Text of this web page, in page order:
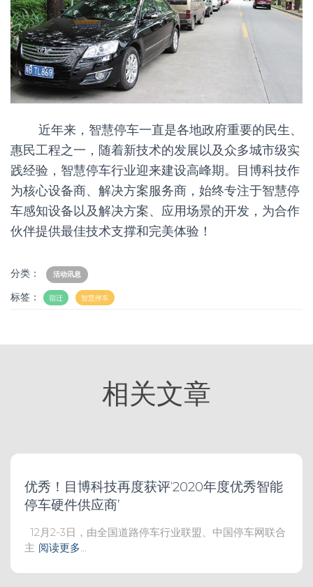
近年来，智慧停车一直是各地政府重要的民生、
惠民工程之一，随着新技术的发展以及众多城市级实
践经验，智慧停车行业迎来建设高峰期。目博科技作
为核心设备商、解决方案服务商，始终专注于智慧停
车感知设备以及解决方案、应用场景的开发，为合作
伙伴提供最佳技术支撑和完美体验！
分类： 活动讯息
标签： 宿迁 智慧停车
相关文章
优秀！目博科技再度获评‘2020年度优秀智能
停车硬件供应商’
12月2-3日，由全国道路停车行业联盟、中国停车网联合
主 阅读更多…